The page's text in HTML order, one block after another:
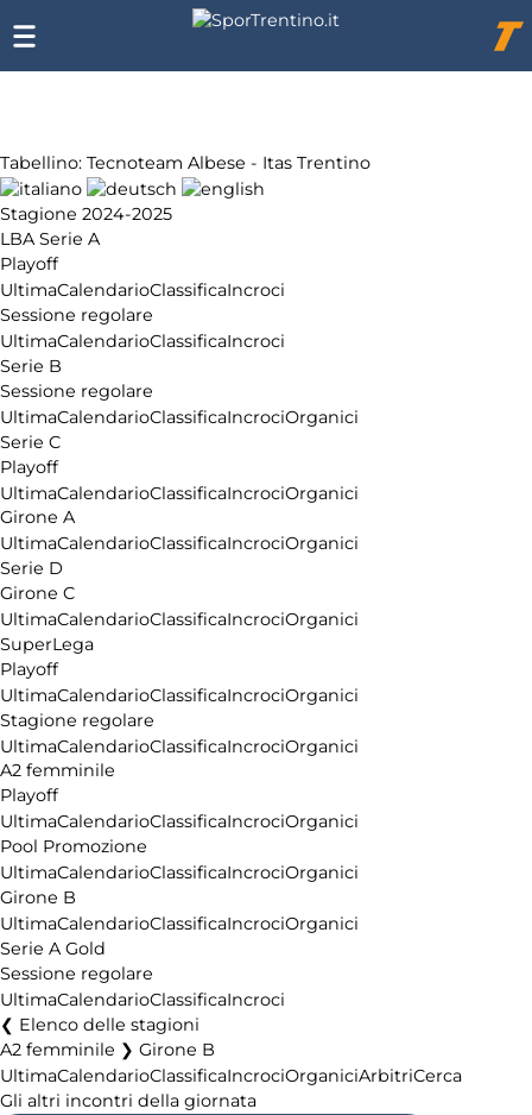
Tabellino: Tecnoteam Albese - Itas Trentino
Stagione 2024-2025
LBA Serie A
Playoff
UltimaCalendarioClassificaIncroci
Sessione regolare
UltimaCalendarioClassificaIncroci
Serie B
Sessione regolare
UltimaCalendarioClassificaIncrociOrganici
Serie C
Playoff
UltimaCalendarioClassificaIncrociOrganici
Girone A
UltimaCalendarioClassificaIncrociOrganici
Serie D
Girone C
UltimaCalendarioClassificaIncrociOrganici
SuperLega
Playoff
UltimaCalendarioClassificaIncrociOrganici
Stagione regolare
UltimaCalendarioClassificaIncrociOrganici
A2 femminile
Playoff
UltimaCalendarioClassificaIncrociOrganici
Pool Promozione
UltimaCalendarioClassificaIncrociOrganici
Girone B
UltimaCalendarioClassificaIncrociOrganici
Serie A Gold
Sessione regolare
UltimaCalendarioClassificaIncroci
Elenco delle stagioni
A2 femminile ❯ Girone B
UltimaCalendarioClassificaIncrociOrganiciArbitriCerca
Gli altri incontri della giornata
Chi
siamo
Affiliazione